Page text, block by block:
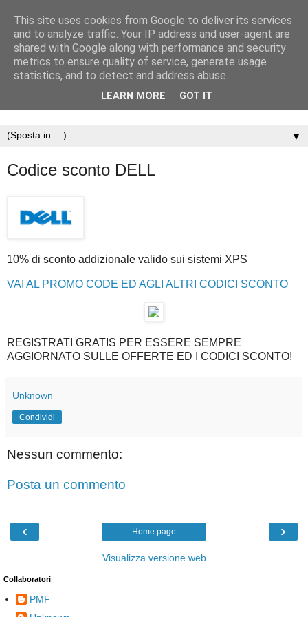
▼
Codice sconto DELL
10% di sconto addizionale valido sui sistemi XPS
VAI AL PROMO CODE ED AGLI ALTRI CODICI SCONTO
REGISTRATI GRATIS PER ESSERE SEMPRE
AGGIORNATO SULLE OFFERTE ED I CODICI SCONTO!
Unknown
Condividi
Nessun commento:
Posta un commento
‹ ›
Home page
Visualizza versione web
Collaboratori
PMF
This site uses cookies from Google to deliver its services
and to analyze traffic. Your IP address and user-agent are
shared with Google along with performance and security
metrics to ensure quality of service, generate usage
statistics, and to detect and address abuse.
LEARN MORE GOT IT